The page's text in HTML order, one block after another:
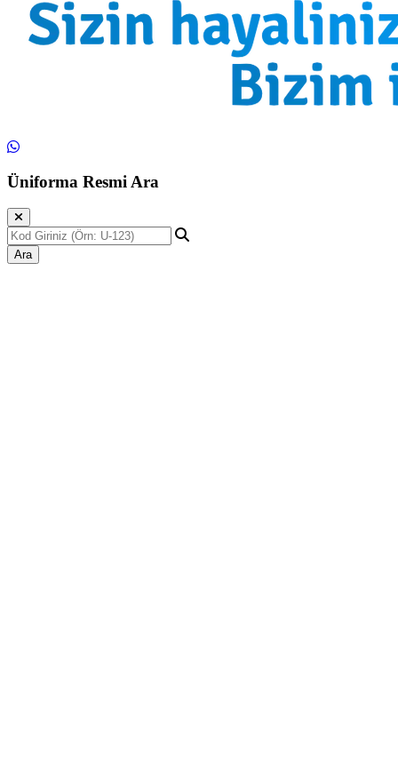
Üniforma Resmi Ara
Ara